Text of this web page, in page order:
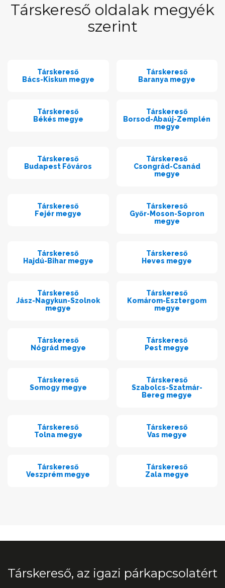
Társkereső oldalak megyék
szerint
Társkereső
Bács-Kiskun megye
Társkereső
Baranya megye
Társkereső
Békés megye
Társkereső
Borsod-Abaúj-Zemplén
megye
Társkereső
Budapest Főváros
Társkereső
Csongrád-Csanád
megye
Társkereső
Fejér megye
Társkereső
Győr-Moson-Sopron
megye
Társkereső
Hajdú-Bihar megye
Társkereső
Heves megye
Társkereső
Jász-Nagykun-Szolnok
megye
Társkereső
Komárom-Esztergom
megye
Társkereső
Nógrád megye
Társkereső
Pest megye
Társkereső
Somogy megye
Társkereső
Szabolcs-Szatmár-
Bereg megye
Társkereső
Tolna megye
Társkereső
Vas megye
Társkereső
Veszprém megye
Társkereső
Zala megye
Társkereső, az igazi párkapcsolatért